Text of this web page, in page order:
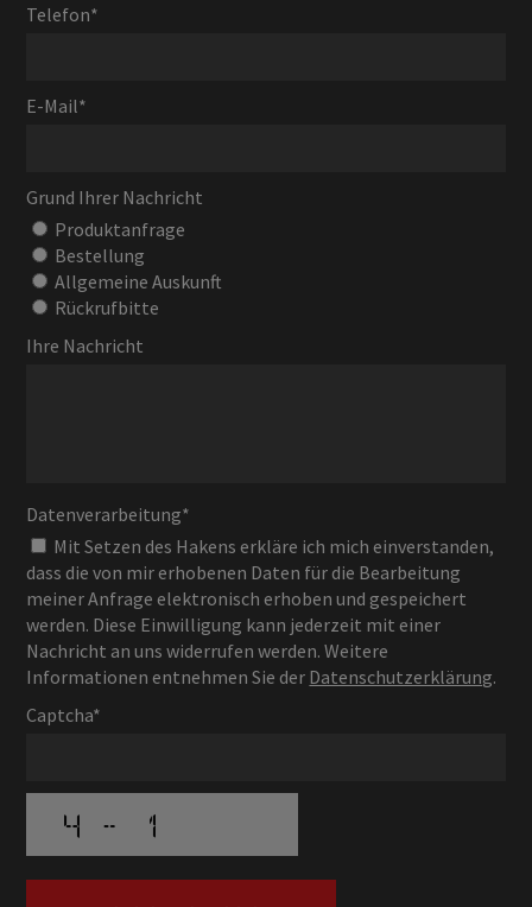
Telefon*
E-Mail*
Grund Ihrer Nachricht
Produktanfrage
Bestellung
Allgemeine Auskunft
Rückrufbitte
Ihre Nachricht
Datenverarbeitung*
dass die von mir erhobenen Daten für die Bearbeitung
meiner Anfrage elektronisch erhoben und gespeichert
werden. Diese Einwilligung kann jederzeit mit einer
Nachricht an uns widerrufen werden. Weitere
Informationen entnehmen Sie der Datenschutzerklärung.
Captcha*